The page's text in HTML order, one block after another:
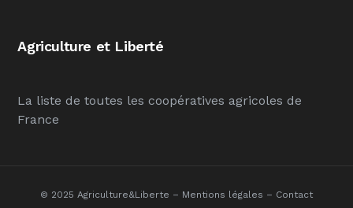
Agriculture et Liberté
La liste de toutes les coopératives agricoles de
France
© 2025 Agriculture&Liberte – Mentions légales – Contact